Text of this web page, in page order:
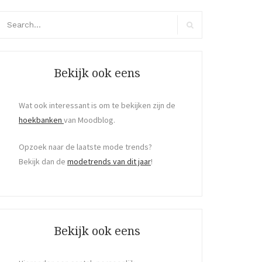
Bekijk ook eens
Wat ook interessant is om te bekijken zijn de
hoekbanken van Moodblog.
Opzoek naar de laatste mode trends?
Bekijk dan de modetrends van dit jaar!
Bekijk ook eens